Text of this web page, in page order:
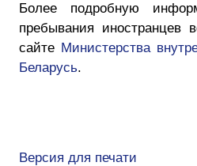
Более подробную
пребывания иностранцев
сайте Министерства
Беларусь.
Версия для печати